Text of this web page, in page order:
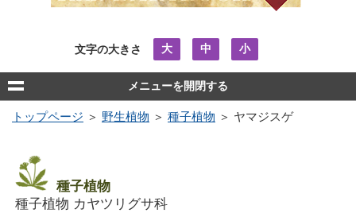
文字の大きさ 大 中 小
メニューを開閉する
トップページ ＞ 野生植物 ＞ 種子植物 ＞ ヤマジスゲ
種子植物
種子植物 カヤツリグサ科